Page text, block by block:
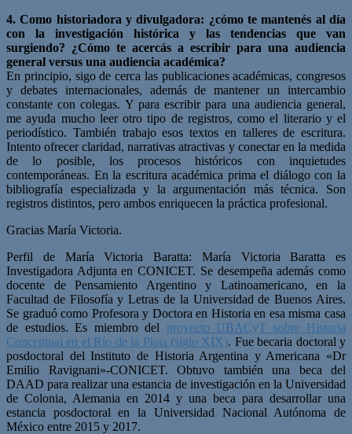
4. Como historiadora y divulgadora: ¿cómo te mantenés al día
con la investigación histórica y las tendencias que van
surgiendo? ¿Cómo te acercás a escribir para una audiencia
general versus una audiencia académica?
En principio, sigo de cerca las publicaciones académicas, congresos
y debates internacionales, además de mantener un intercambio
constante con colegas. Y para escribir para una audiencia general,
me ayuda mucho leer otro tipo de registros, como el literario y el
periodístico. También trabajo esos textos en talleres de escritura.
Intento ofrecer claridad, narrativas atractivas y conectar en la medida
de lo posible, los procesos históricos con inquietudes
contemporáneas. En la escritura académica prima el diálogo con la
bibliografía especializada y la argumentación más técnica. Son
registros distintos, pero ambos enriquecen la práctica profesional.
Gracias María Victoria.
Perfil de María Victoria Baratta: María Victoria Baratta es
Investigadora Adjunta en CONICET. Se desempeña además como
docente de Pensamiento Argentino y Latinoamericano, en la
Facultad de Filosofía y Letras de la Universidad de Buenos Aires.
Se graduó como Profesora y Doctora en Historia en esa misma casa
de estudios. Es miembro del proyecto UBACyT sobre Historia
Conceptual en el Río de la Plata (siglo XIX). Fue becaria doctoral y
posdoctoral del Instituto de Historia Argentina y Americana «Dr
Emilio Ravignani»-CONICET. Obtuvo también una beca del
DAAD para realizar una estancia de investigación en la Universidad
de Colonia, Alemania en 2014 y una beca para desarrollar una
estancia posdoctoral en la Universidad Nacional Autónoma de
México entre 2015 y 2017.